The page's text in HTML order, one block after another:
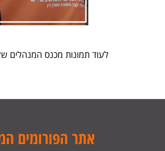
לעוד תמונות מכנס המנהלים
אתר הפורומים